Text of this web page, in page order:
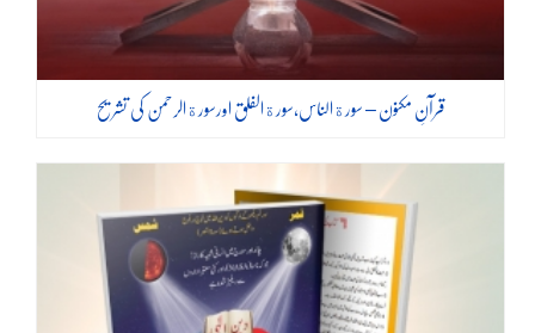
قرآنِ مکنون – سورةالناس،سورةالفلق اورسورةالرحمٰن کی تشریح